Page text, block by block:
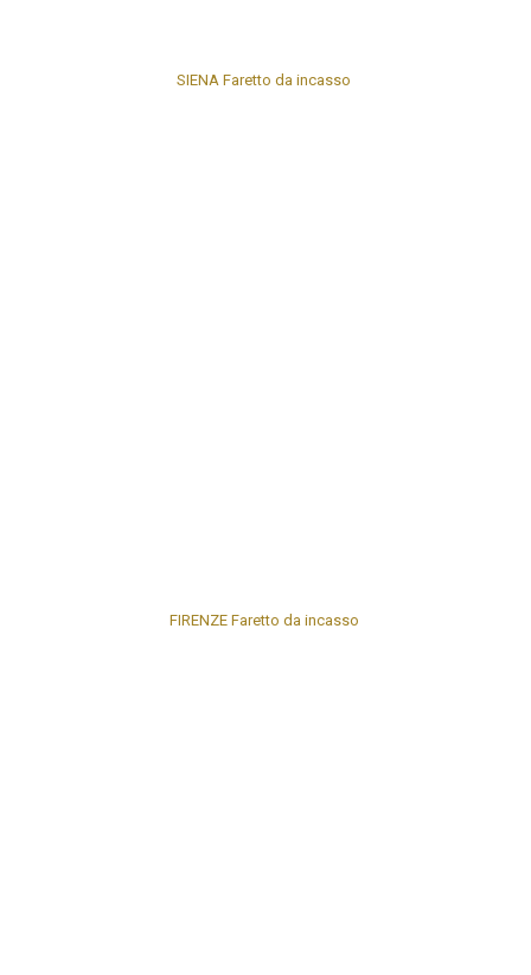
SIENA Faretto da incasso
FIRENZE Faretto da incasso